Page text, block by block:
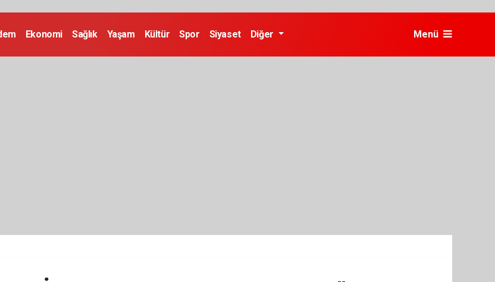
Ekonomi Sağlık Yaşam Kültür Spor Siyaset Diğer Menü